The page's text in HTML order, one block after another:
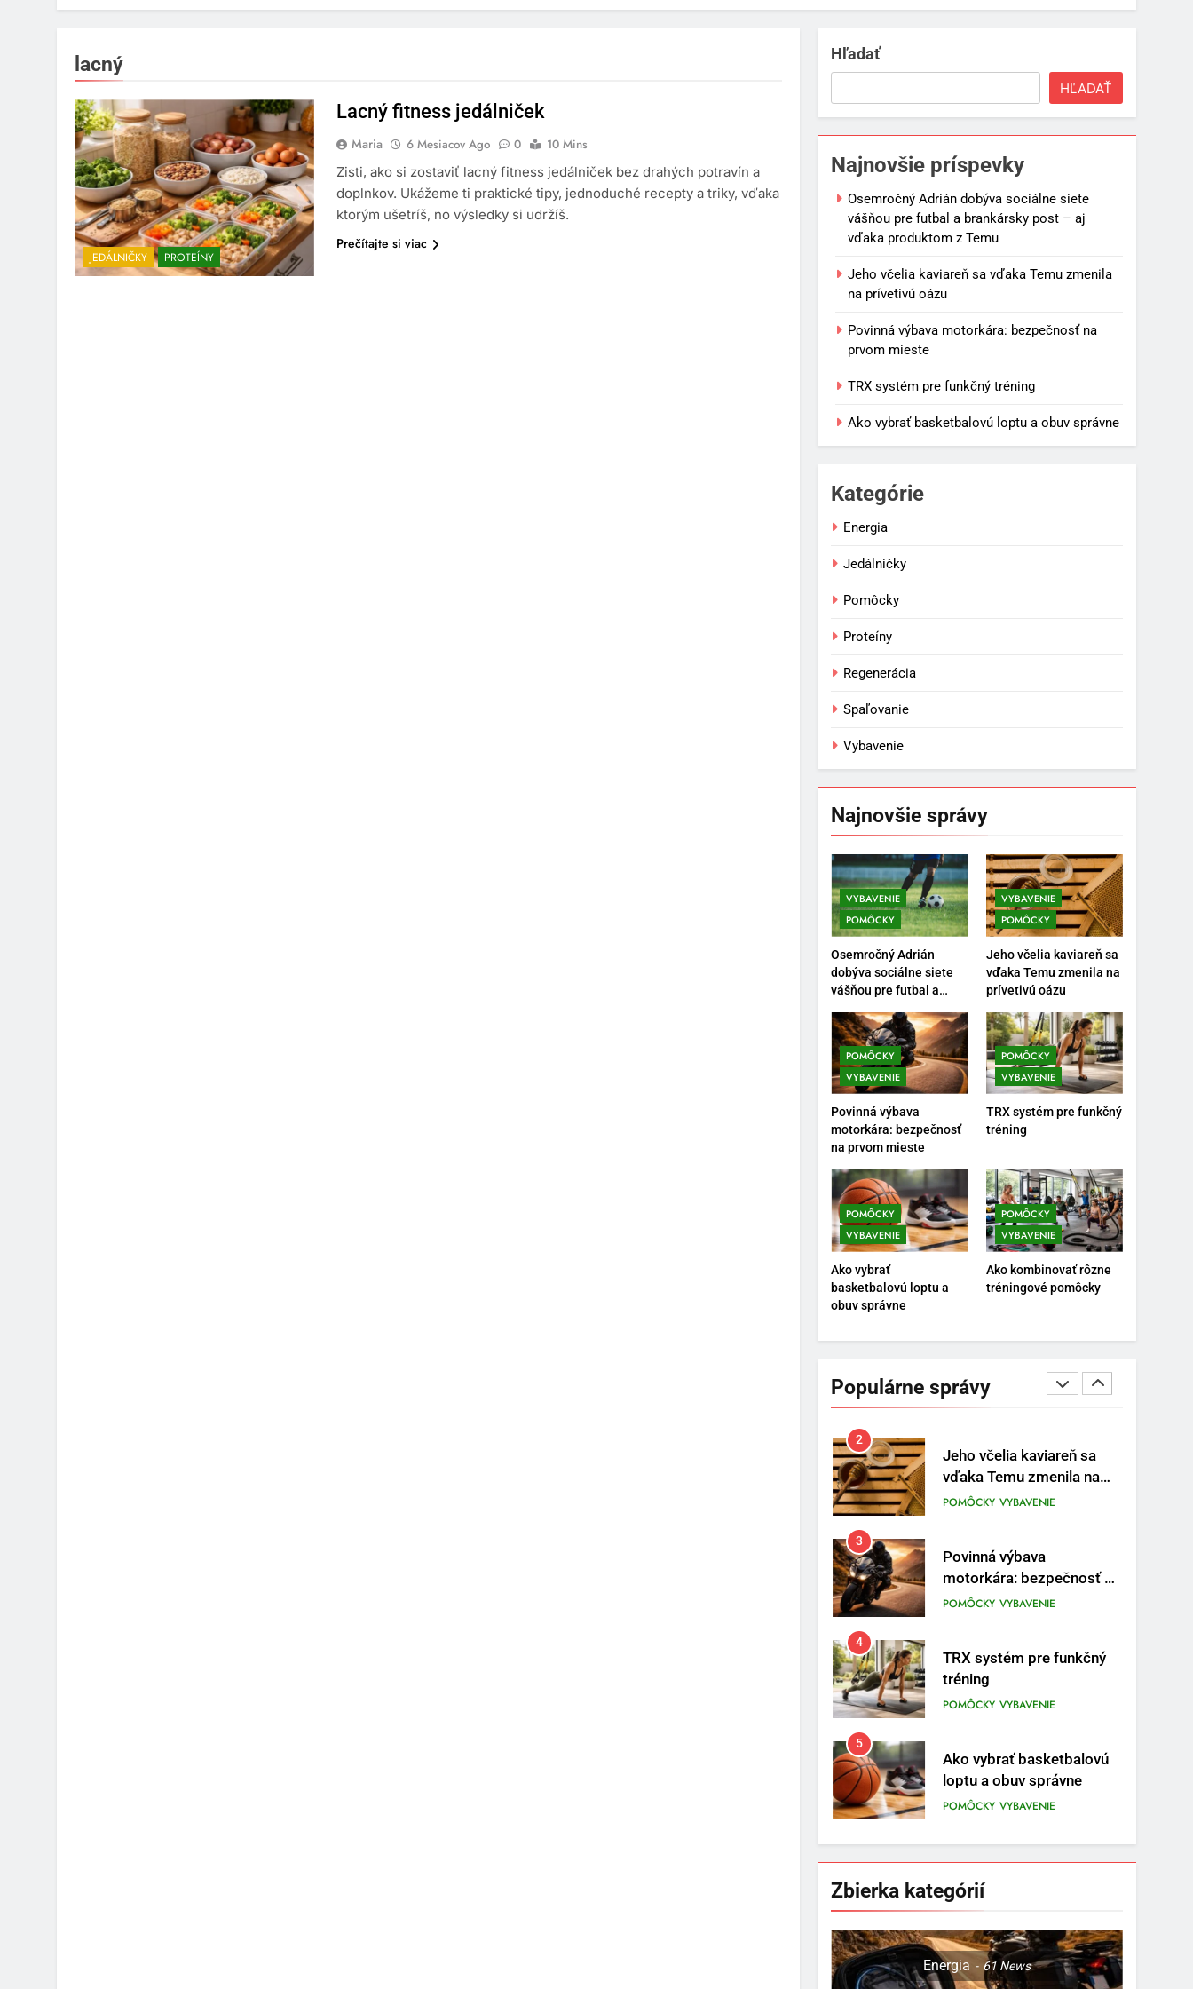
lacný
JEDÁLNIČKY PROTEÍNY
Lacný fitness jedálniček
Maria 6 Mesiacov Ago 0
10 Mins
Zisti, ako si zostaviť lacný fitness jedálniček bez drahých potravín a
doplnkov. Ukážeme ti praktické tipy, jednoduché recepty a triky, vďaka
ktorým ušetríš, no výsledky si udržíš.
Prečítajte si viac
Hľadať
HĽADAŤ
Najnovšie príspevky
Osemročný Adrián dobýva sociálne siete
vášňou pre futbal a brankársky post – aj
vďaka produktom z Temu
Jeho včelia kaviareň sa vďaka Temu zmenila
na prívetivú oázu
Povinná výbava motorkára: bezpečnosť na
prvom mieste
TRX systém pre funkčný tréning
Ako vybrať basketbalovú loptu a obuv správne
Kategórie
Energia
Jedálničky
Pomôcky
Proteíny
Regenerácia
Spaľovanie
Vybavenie
Najnovšie správy
VYBAVENIE
POMÔCKY
Osemročný Adrián
dobýva sociálne siete
vášňou pre futbal a
vďaka produktom z
Temu
VYBAVENIE
POMÔCKY
Jeho včelia kaviareň sa
vďaka Temu zmenila na
prívetivú oázu
POMÔCKY
VYBAVENIE
Povinná výbava
motorkára: bezpečnosť
na prvom mieste
POMÔCKY
VYBAVENIE
TRX systém pre funkčný
tréning
POMÔCKY
VYBAVENIE
Ako vybrať
basketbalovú loptu a
obuv správne
POMÔCKY
VYBAVENIE
Ako kombinovať rôzne
tréningové pomôcky
Populárne správy
5
Ako vybrať basketbalovú
loptu a obuv správne
POMÔCKY VYBAVENIE
6
Ako kombinovať rôzne
tréningové pomôcky
POMÔCKY VYBAVENIE
7
brucha
POMÔCKY VYBAVENIE
8
Najlepšie doplnky pre
motocyklistov na dlhé
trasy
VYBAVENIE
1
Osemročný Adrián dobýva
sociálne siete vášňou pre
futbal a brankársky post –
POMÔCKY
2
Jeho včelia kaviareň sa
vďaka Temu zmenila na
prívetivú oázu
POMÔCKY VYBAVENIE
3
Povinná výbava
motorkára: bezpečnosť na
prvom mieste
POMÔCKY VYBAVENIE
4
TRX systém pre funkčný
tréning
POMÔCKY VYBAVENIE
5
Ako vybrať basketbalovú
loptu a obuv správne
POMÔCKY VYBAVENIE
6
Ako kombinovať rôzne
tréningové pomôcky
POMÔCKY
7
Pomôcky na cvičenie
brucha
Zbierka kategórií
Energia 61 News